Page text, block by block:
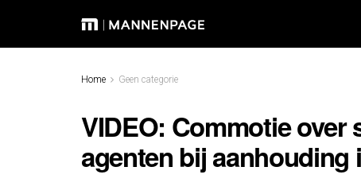
Home Geen categorie
VIDEO: Commotie
agenten bij aanhouding